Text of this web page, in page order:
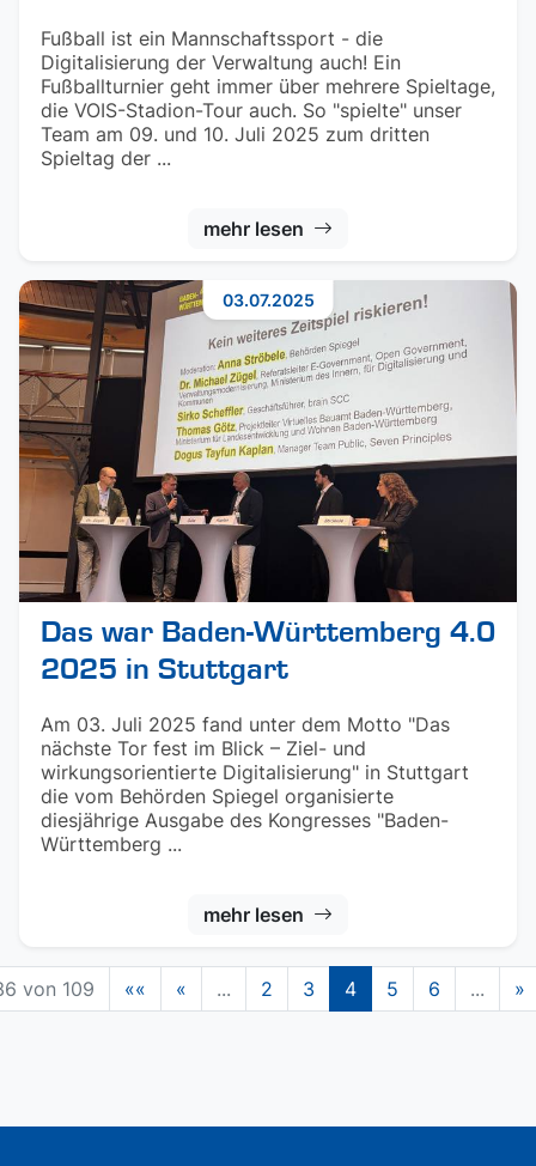
Fußball ist ein Mannschaftssport - die
Digitalisierung der Verwaltung auch! Ein
Fußballturnier geht immer über mehrere Spieltage,
die VOIS-Stadion-Tour auch. So "spielte" unser
Team am 09. und 10. Juli 2025 zum dritten
Spieltag der ...
mehr lesen
Das war Baden-Württemberg 4.0
2025 in Stuttgart
Am 03. Juli 2025 fand unter dem Motto "Das
nächste Tor fest im Blick – Ziel- und
wirkungsorientierte Digitalisierung" in Stuttgart
die vom Behörden Spiegel organisierte
diesjährige Ausgabe des Kongresses "Baden-
Württemberg ...
mehr lesen
03.07.2025
von 109 «« « ... 2 3 4 5 6 ... »